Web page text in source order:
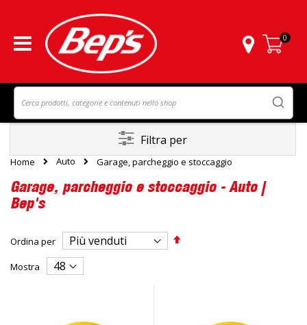
Carrello
0
Home Auto Garage, parcheggio e stoccaggio
Garage, parcheggio e stoccaggio - Auto |
Bep's
Ordina per
Imposta
Mostra
Filtra per